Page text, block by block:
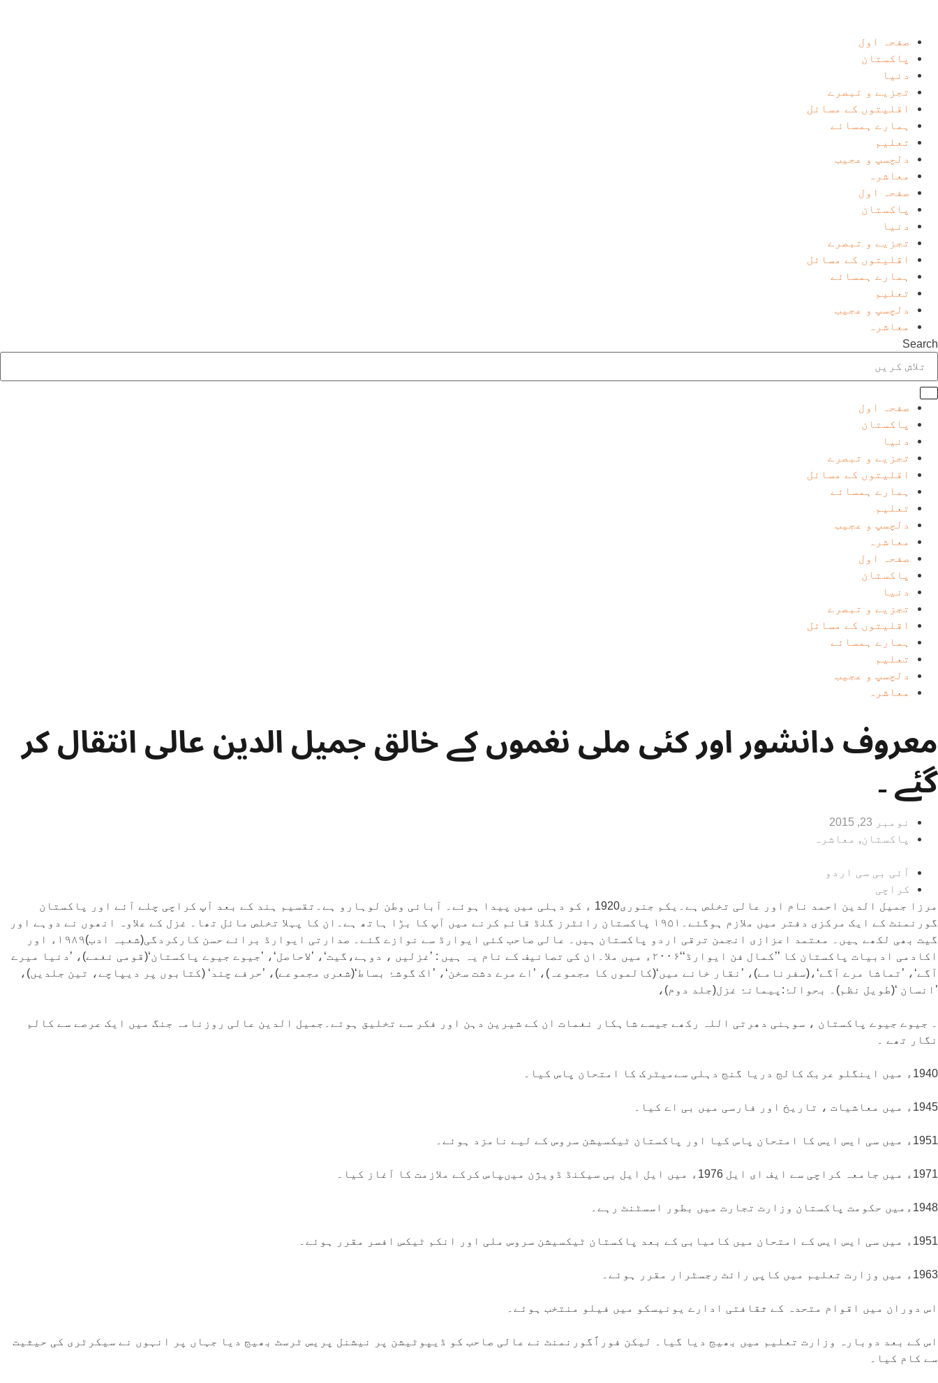
contentصفحہ اول
پاکستان
دنیا
تجزیے و تبصرے
اقلیتوں کے مسائل
ہمارے ہمسائے
تعلیم
دلچسپ و عجیب
معاشرہ
صفحہ اول
پاکستان
دنیا
تجزیے و تبصرے
اقلیتوں کے مسائل
ہمارے ہمسائے
تعلیم
دلچسپ و عجیب
معاشرہ
Search
صفحہ اول
پاکستان
دنیا
تجزیے و تبصرے
اقلیتوں کے مسائل
ہمارے ہمسائے
تعلیم
دلچسپ و عجیب
معاشرہ
صفحہ اول
پاکستان
دنیا
تجزیے و تبصرے
اقلیتوں کے مسائل
ہمارے ہمسائے
تعلیم
دلچسپ و عجیب
معاشرہ
معروف دانشور اور کئی ملی نغموں کے خالق جمیل الدین عالی انتقال کر
گئے ۔
نومبر 23, 2015
پاکستان, معاشرہ
آئی بی سی اردو
کراچی
مرزا جمیل الدین احمد نام اور عالی تخلص ہے۔یکم جنوری1920 ء کو دہلی میں پیدا ہوئے۔ آبائی وطن لوہارو ہے۔تقسیم ہند کے بعد آپ کراچی چلے آئے اور پاکستان
گورنمنٹ کے ایک مرکزی دفتر میں ملازم ہوگئے۔۱۹۵۱ پاکستان رائٹرز گلڈ قائم کرنے میں آپ کا بڑا ہاتھ ہے۔ان کا پہلا تخلص مائل تھا۔ غزل کے علاوہ انھوں نے دوہے اور
گیت بھی لکھے ہیں۔ معتمد اعزازی انجمن ترقی اردو پاکستان ہیں۔ عالی صاحب کئی ایوارڈ سے نوازے گئے۔ صدارتی ایوارڈ برائے حسن کارکردگی(شعبہ ادب)۱۹۸۹ء اور
اکادمی ادبیات پاکستان کا ’’کمال فن ایوارڈ‘‘۲۰۰۶ء میں ملا۔ان کی تصانیف کے نام یہ ہیں : ’غزلیں ، دوہے،گیت‘، ’لاحاصل‘، ’جیوے جیوے پاکستان‘(قومی نغمے)، ’دنیا میرے
آگے‘، ’تماشا مرے آگے‘،(سفرنامے)، ’نقار خانے میں‘(کالموں کا مجموعہ)، ’اے مرے دشت سخن‘، ’اک گوشۂ بساط‘(شعری مجموعے)، ’حرفے چند‘ (کتابوں پر دیپاچے، تین جلدیں)،
’انسان ‘(طویل نظم)۔ بحوالۂ:پیمانۂ غزل(جلد دوم)،
۔ جیوے جیوے پاکستان ، سوہنی دھرتی اللہ رکھے جیسے شاہکار نغمات ان کے شیرین دہن اور فکر سے تخلیق ہوئے۔جمیل الدین عالی روزنامہ جنگ میں ایک عرصے سے کالم
نگار تھے ۔
1940ء میں اینگلو عربک کالج دریا گنج دہلی سےمیٹرک کا امتحان پاس کیا۔
1945ء میں معاشیات ، تاریخ اور فارسی میں بی اے کیا۔
1951ء میں سی ایس ایس کا امتحان پاس کیا اور پاکستان ٹیکسیشن سروس کے لیے نامزد ہوئے۔
1971ء میں جامعہ کراچی سے ایف ای ایل 1976ء میں ایل ایل بی سیکنڈ ڈویژن میںپاس کرکے ملازمت کا آغاز کیا۔
1948ءمیں حکومت پاکستان وزارت تجارت میں بطور اسسٹنٹ رہے۔
1951ء میں سی ایس ایس کے امتحان میں کامیابی کے بعد پاکستان ٹیکسیشن سروس ملی اور انکم ٹیکس افسر مقرر ہوئے۔
1963ء میں وزارت تعلیم میں کاپی رائٹ رجسٹرار مقرر ہوئے۔
اس دوران میں اقوام متحدہ کے ثقافتی ادارے یونیسکو میں فیلو منتخب ہوئے۔
اس کے بعد دوبارہ وزارت تعلیم میں بھیج دیا گیا۔ لیکن فوراًگورنمنٹ نے عالی صاحب کو ڈیپوٹیشن پر نیشنل پریس ٹرسٹ بھیج دیا جہاں پر انہوں نے سیکرٹری کی حیثیت
سے کام کیا۔